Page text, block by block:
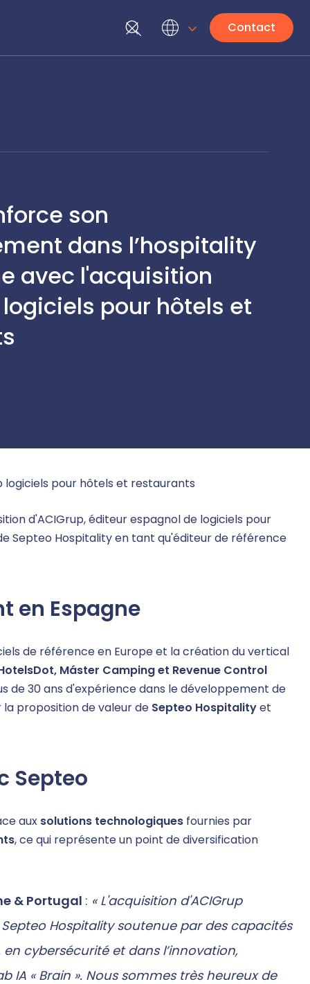
Contact
son
dans l’hospitality
avec l'acquisition
logiciels pour hôtels et
logiciels pour hôtels et restaurants
d'ACIGrup, éditeur espagnol de logiciels pour
Septeo Hospitality en tant qu'éditeur de référence
en Espagne
de référence en Europe et la création du vertical
Máster Camping et Revenue Control
de 30 ans d'expérience dans le développement de
proposition de valeur de Septeo Hospitalityet
Septeo
aux solutions technologiques fournies par
, ce qui représente un point de diversification
& Portugal : « L'acquisition d'ACIGrup
Hospitality soutenue par des capacités
cybersécurité et dans l’innovation,
IA « Brain ». Nous sommes très heureux de